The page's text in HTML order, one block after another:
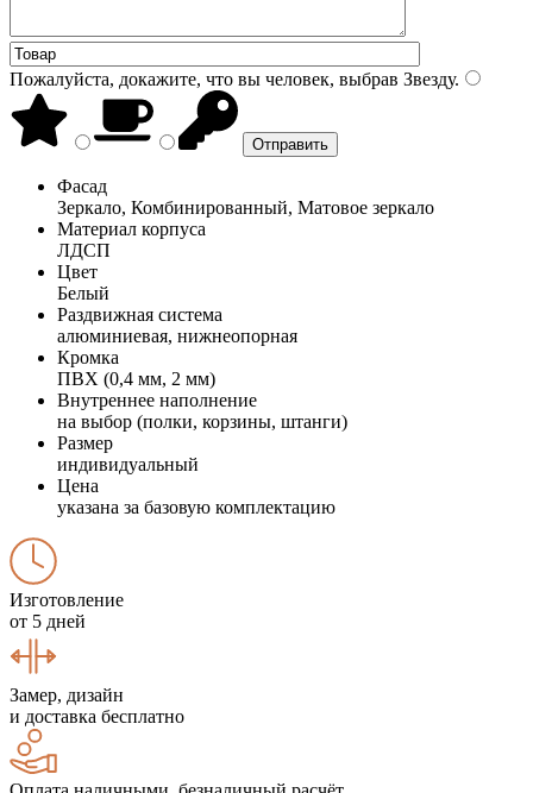
Пожалуйста, докажите, что вы человек, выбрав Звезду.
Фасад
Зеркало, Комбинированный, Матовое зеркало
Материал корпуса
ЛДСП
Цвет
Белый
Раздвижная система
алюминиевая, нижнеопорная
Кромка
ПВХ (0,4 мм, 2 мм)
Внутреннее наполнение
на выбор (полки, корзины, штанги)
Размер
индивидуальный
Цена
указана за базовую комплектацию
Изготовление
от 5 дней
Замер, дизайн
и доставка бесплатно